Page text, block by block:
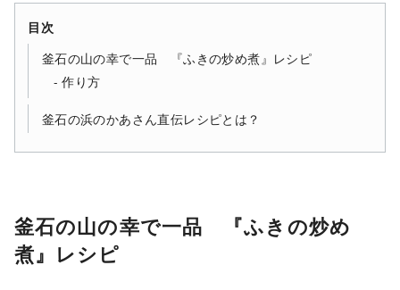
目次
釜石の山の幸で一品 『ふきの炒め煮』レシピ
作り方
釜石の浜のかあさん直伝レシピとは？
釜石の山の幸で一品 『ふきの炒め
煮』レシピ